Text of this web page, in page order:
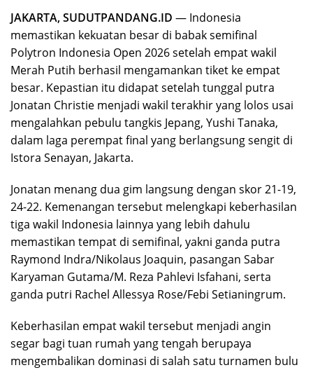
JAKARTA, SUDUTPANDANG.ID — Indonesia
memastikan kekuatan besar di babak semifinal
Polytron Indonesia Open 2026 setelah empat wakil
Merah Putih berhasil mengamankan tiket ke empat
besar. Kepastian itu didapat setelah tunggal putra
Jonatan Christie menjadi wakil terakhir yang lolos usai
mengalahkan pebulu tangkis Jepang, Yushi Tanaka,
dalam laga perempat final yang berlangsung sengit di
Istora Senayan, Jakarta.
Jonatan menang dua gim langsung dengan skor 21-19,
24-22. Kemenangan tersebut melengkapi keberhasilan
tiga wakil Indonesia lainnya yang lebih dahulu
memastikan tempat di semifinal, yakni ganda putra
Raymond Indra/Nikolaus Joaquin, pasangan Sabar
Karyaman Gutama/M. Reza Pahlevi Isfahani, serta
ganda putri Rachel Allessya Rose/Febi Setianingrum.
Keberhasilan empat wakil tersebut menjadi angin
segar bagi tuan rumah yang tengah berupaya
mengembalikan dominasi di salah satu turnamen bulu